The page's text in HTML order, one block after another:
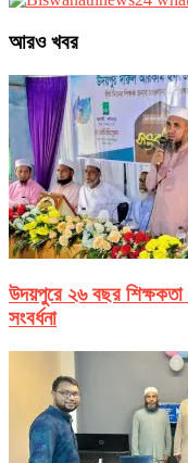
আরও খবর
উদয়পুরে ২৬ বছর শিক্ষকতা
সংবর্ধনা